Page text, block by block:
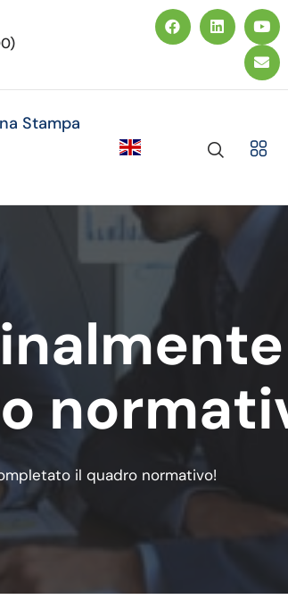
Stampa
il quadro normativo!